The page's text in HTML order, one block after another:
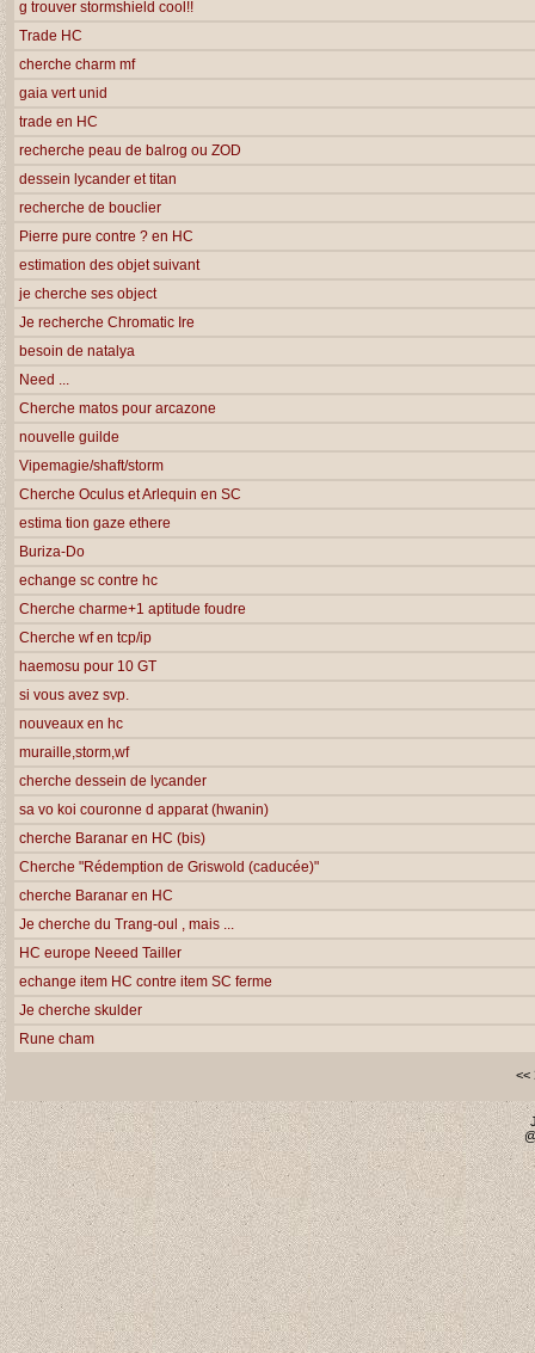
g trouver stormshield cool!!
Trade HC
cherche charm mf
gaia vert unid
trade en HC
recherche peau de balrog ou ZOD
dessein lycander et titan
recherche de bouclier
Pierre pure contre ? en HC
estimation des objet suivant
je cherche ses object
Je recherche Chromatic Ire
besoin de natalya
Need ...
Cherche matos pour arcazone
nouvelle guilde
Vipemagie/shaft/storm
Cherche Oculus et Arlequin en SC
estima tion gaze ethere
Buriza-Do
echange sc contre hc
Cherche charme+1 aptitude foudre
Cherche wf en tcp/ip
haemosu pour 10 GT
si vous avez svp.
nouveaux en hc
muraille,storm,wf
cherche dessein de lycander
sa vo koi couronne d apparat (hwanin)
cherche Baranar en HC (bis)
Cherche "Rédemption de Griswold (caducée)"
cherche Baranar en HC
Je cherche du Trang-oul , mais ...
HC europe Neeed Tailler
echange item HC contre item SC ferme
Je cherche skulder
Rune cham
<<